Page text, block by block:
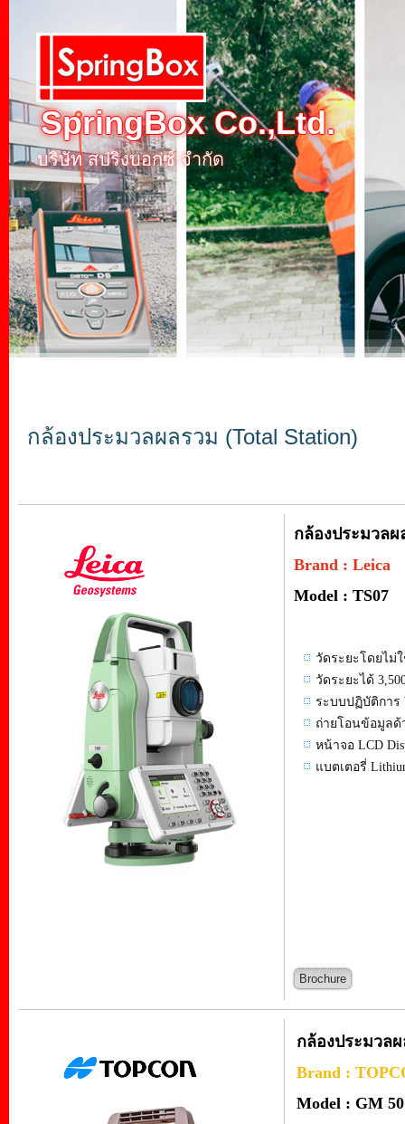
บริษัท สปริงบอกซ์ จำกัด
SpringBox Co.,Ltd.
กล้องประมวลผลรวม (Total Station)
กล้องประมวลผ
Brand : Leica
Model : TS07
วัดระยะโดยไม่ใ
วัดระยะได้
ระบบปฏิบัติการ
ถ่ายโอนข้อมูลด้
หน้าจอ LCD
แบตเตอรี่
Brochure
กล้องประมวลผ
Brand :
Model : GM 50